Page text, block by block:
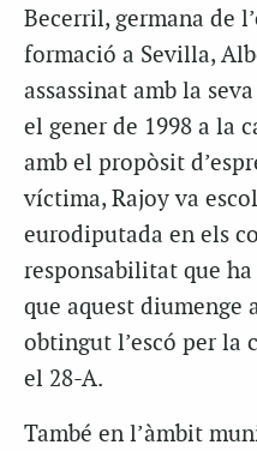
Becerril, germana de
formació a Sevilla,
assassinat amb la
el gener de 1998 a la
amb el propòsit
víctima, Rajoy va
eurodiputada en els
responsabilitat que
que aquest diumenge
obtingut l’escó per la
el 28-A.
També en l’àmbit